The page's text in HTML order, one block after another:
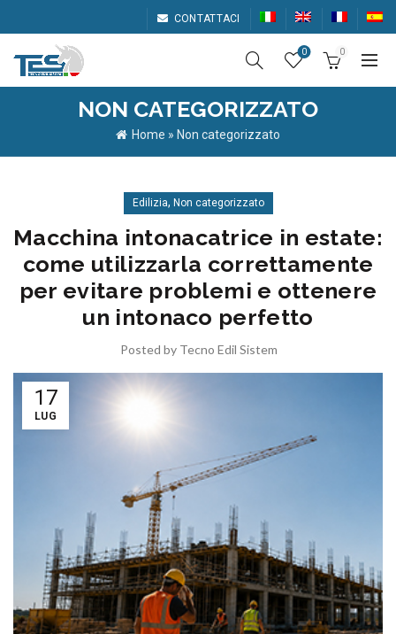
CONTATTACI
0 0
NON CATEGORIZZATO
Home » Non categorizzato
Edilizia, Non categorizzato
Macchina intonacatrice in estate:
come utilizzarla correttamente
per evitare problemi e ottenere
un intonaco perfetto
Posted by Tecno Edil Sistem
17
LUG